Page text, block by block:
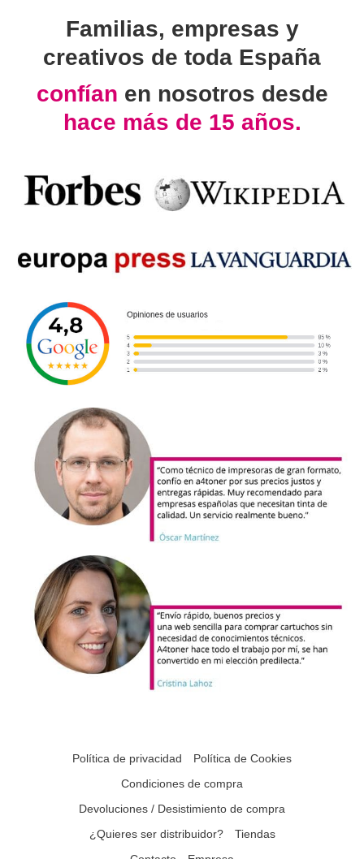
Familias, empresas y
creativos de toda España
confían en nosotros desde
hace más de 15 años.
Política de privacidad
Política de Cookies
Condiciones de compra
Devoluciones / Desistimiento de compra
¿Quieres ser distribuidor?
Tiendas